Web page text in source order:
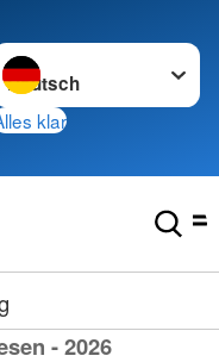
wechseln zu
klar
- 2026